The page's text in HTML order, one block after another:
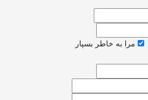
مرا به خاطر بسپار